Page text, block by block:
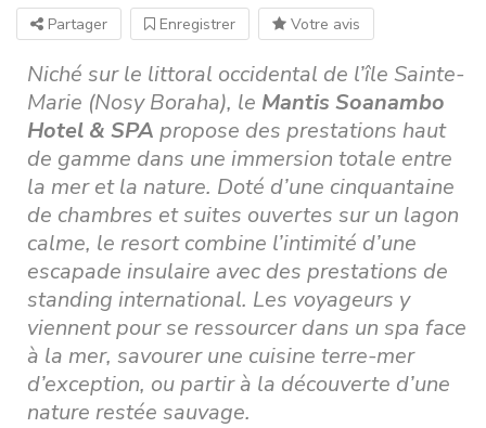
Partager Enregistrer Votre avis
Niché sur le littoral occidental de l’île Sainte-
Marie (Nosy Boraha), le Mantis Soanambo
Hotel & SPA propose des prestations haut
de gamme dans une immersion totale entre
la mer et la nature. Doté d’une cinquantaine
de chambres et suites ouvertes sur un lagon
calme, le resort combine l’intimité d’une
escapade insulaire avec des prestations de
standing international. Les voyageurs y
viennent pour se ressourcer dans un spa face
à la mer, savourer une cuisine terre-mer
d’exception, ou partir à la découverte d’une
nature restée sauvage.